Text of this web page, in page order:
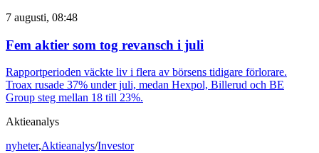
7 augusti, 08:48
Fem aktier som tog revansch i juli
Rapportperioden väckte liv i flera av börsens tidigare förlorare.
Troax rusade 37% under juli, medan Hexpol, Billerud och BE
Group steg mellan 18 till 23%.
Aktieanalys
nyheter,Aktieanalys/Investor